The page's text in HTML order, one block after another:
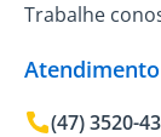
Trabalhe
Atendimento
(47) 3520-